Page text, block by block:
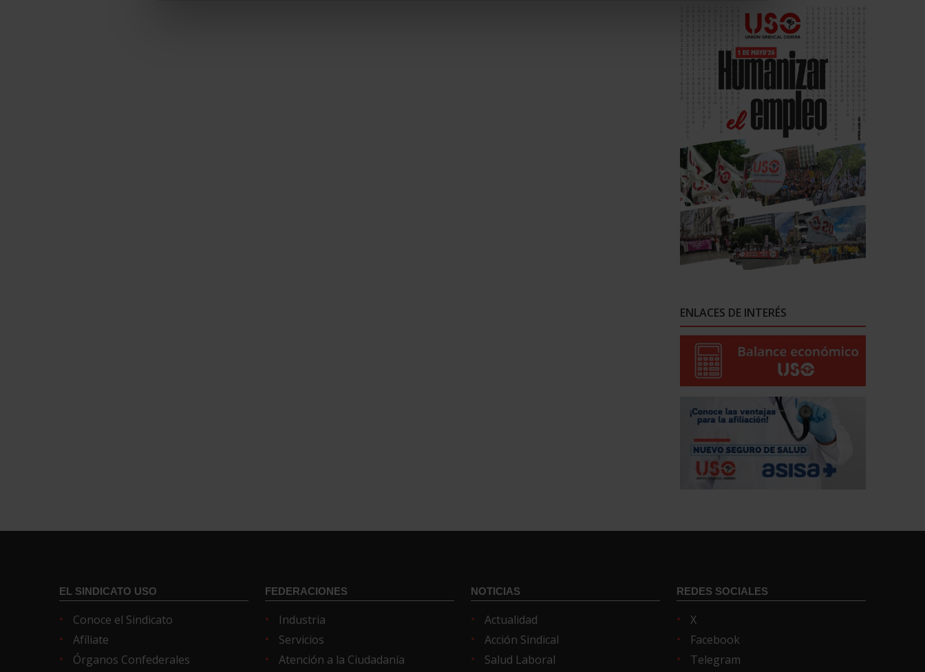
ENLACES DE INTERÉS
EL SINDICATO USO
Conoce el Sindicato
Afíliate
Órganos Confederales
FEDERACIONES
Industria
Servicios
Atención a la Ciudadanía
NOTICIAS
Actualidad
Acción Sindical
Salud Laboral
REDES SOCIALES
X
Facebook
Telegram